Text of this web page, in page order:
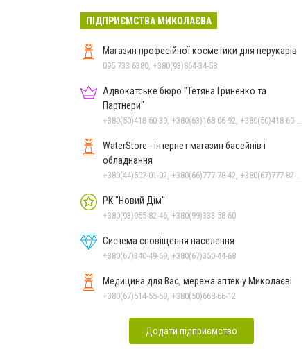
ПІДПРИЄМСТВА МИКОЛАЄВА
Магазин професійної косметики для перукарів
095 733 6380, +380(93)864-34-58
Адвокатське бюро "Тетяна Гриненко та
Партнери"
WaterStore - інтернет магазин басейнів і
обладнання
РК "Новий Дім"
+380(93)955-82-46, +380(99)333-58-60
Система сповіщення населення
+380(67)340-49-59, +380(67)350-44-68
Медицина для Вас, мережа аптек у Миколаєві
+380(67)514-55-59, +380(50)668-66-12
Додати підприємство